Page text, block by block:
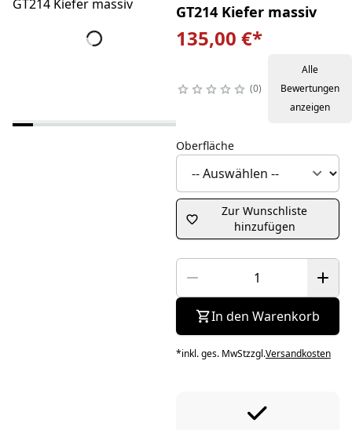
GT214 Kiefer massiv
135,00 €*
0
Alle
Bewertungen
anzeigen
Oberfläche
Zur Wunschliste
hinzufügen
In den Warenkorb
*inkl. ges. MwStzzgl.Versandkosten